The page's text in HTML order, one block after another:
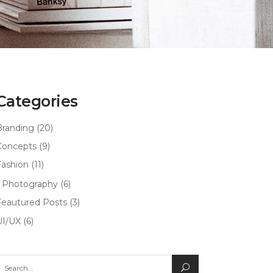
(20)
(9)
(11)
Photography(6)
Posts(3)
UX(6)